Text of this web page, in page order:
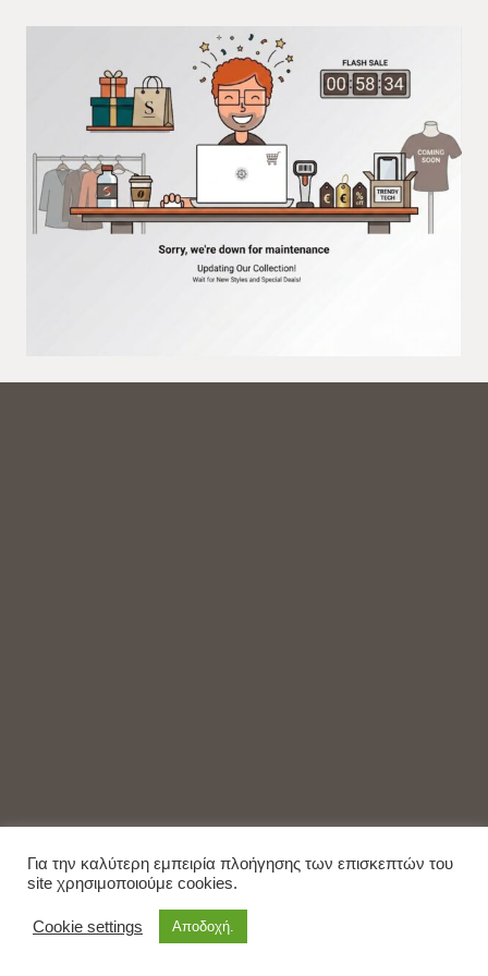
Για την καλύτερη εμπειρία πλοήγησης των επισκεπτών του
site χρησιμοποιούμε cookies.
Cookie settings Αποδοχή.